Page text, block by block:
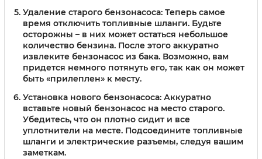
Удаление старого бензонасоса: Теперь самое
время отключить топливные шланги. Будьте
осторожны – в них может остаться небольшое
количество бензина. После этого аккуратно
извлеките бензонасос из бака. Возможно, вам
придется немного потянуть его, так как он может
быть «прилеплен» к месту.
Установка нового бензонасоса: Аккуратно
вставьте новый бензонасос на место старого.
Убедитесь, что он плотно сидит и все
уплотнители на месте. Подсоедините топливные
шланги и электрические разъемы, следуя вашим
заметкам.